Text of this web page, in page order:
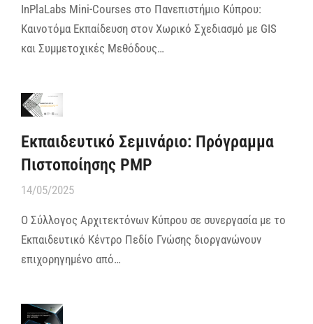
InPlaLabs Mini-Courses στο Πανεπιστήμιο Κύπρου:
Καινοτόμα Εκπαίδευση στον Χωρικό Σχεδιασμό με GIS
και Συμμετοχικές Μεθόδους…
Εκπαιδευτικό Σεμινάριο: Πρόγραμμα
Πιστοποίησης PMP
14/05/2025
Ο Σύλλογος Αρχιτεκτόνων Κύπρου σε συνεργασία με το
Εκπαιδευτικό Κέντρο Πεδίο Γνώσης διοργανώνουν
επιχορηγημένο από…